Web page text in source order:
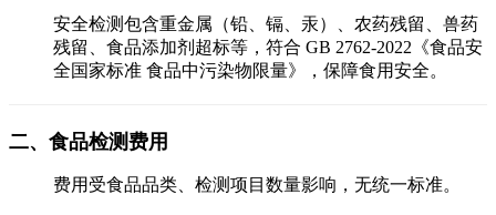
安全检测包含重金属（铅、镉、汞）、农药残留、兽药
残留、食品添加剂超标等，符合 GB 2762-2022《食品安
全国家标准 食品中污染物限量》，保障食用安全。
二、食品检测费用
费用受食品品类、检测项目数量影响，无统一标准。